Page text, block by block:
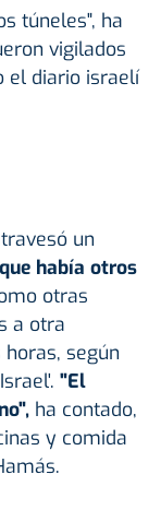
túneles", ha
vigilados
el diario israelí
un
había otros
otras
a otra
según
"El
ha contado,
y comida